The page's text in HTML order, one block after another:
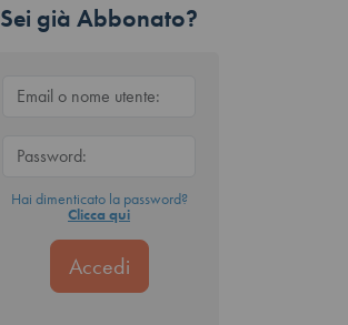
Sei già Abbonato?
Hai dimenticato la password?
Clicca qui